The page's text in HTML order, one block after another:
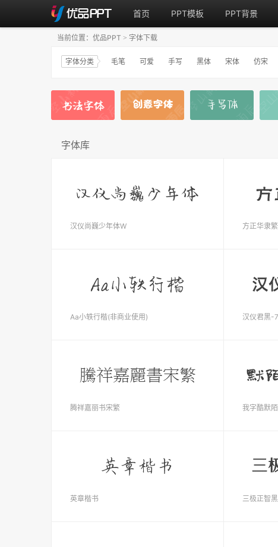
首页 PPT模板 PPT背景
当前位置： 优品PPT > 字体下载
字体分类 毛笔 可爱 手写 黑体 宋体 仿宋
字体库
汉仪尚巍少年体W 方正华隶
Aa小轶行楷(非商业使用) 汉仪君黑-
腾祥嘉丽书宋繁 我字酷默
英章楷书 三极正智